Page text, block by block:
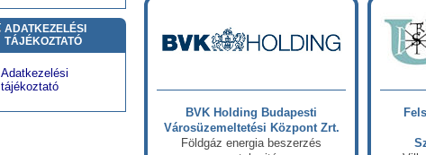
ADATKEZELÉSI
TÁJÉKOZTATÓ
Adatkezelési
tájékoztató
BVK Holding Budapesti
Városüzemeltetési Központ Zrt.
Földgáz energia beszerzés